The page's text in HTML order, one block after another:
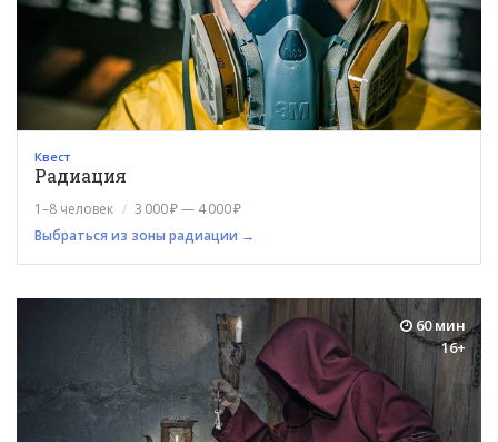
Квест
Радиация
1–8 человек
3 000 ₽ — 4 000 ₽
Выбраться из зоны радиации →
60 мин
16+